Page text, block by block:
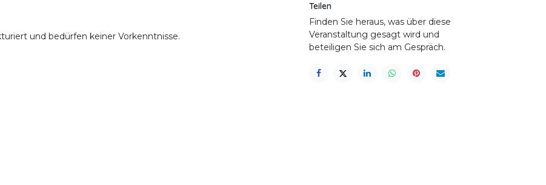
und bedürfen keiner Vorkenntnisse.
Teilen
Finden Sie heraus, was über diese
Veranstaltung gesagt wird und
beteiligen Sie sich am Gespräch.